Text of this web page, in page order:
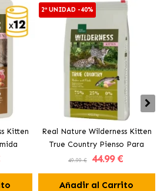
Kitten
con
2ª UNIDAD -40%
Real Nature Wilderness Kitten
True Country Pienso Para
Gatitos con Pescado
49.99 € 44.99 €
Añadir al Carrito